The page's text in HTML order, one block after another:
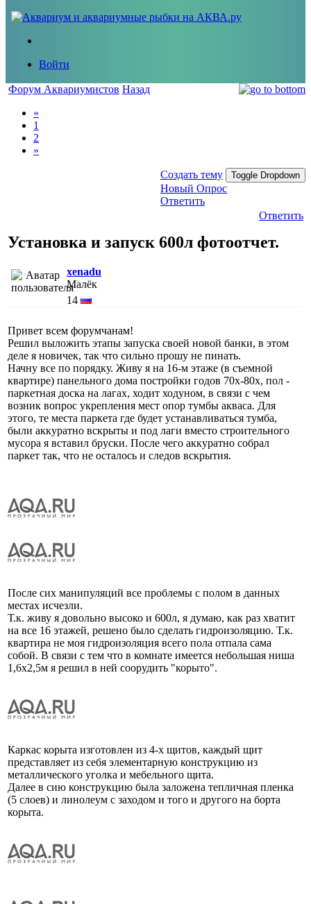
Войти
Форум Аквариумистов Назад
«
1
2
»
Создать тему Toggle Dropdown
Новый Опрос
Ответить
Ответить
Установка и запуск 600л фотоотчет.
xenadu
Малёк
14
Привет всем форумчанам!
Решил выложить этапы запуска своей новой банки, в этом
деле я новичек, так что сильно прошу не пинать.
Начну все по порядку. Живу я на 16-м этаже (в съемной
квартире) панельного дома постройки годов 70х-80х, пол -
паркетная доска на лагах, ходит ходуном, в связи с чем
возник вопрос укрепления мест опор тумбы акваса. Для
этого, те места паркета где будет устанавливаться тумба,
были аккуратно вскрыты и под лаги вместо строительного
мусора я вставил бруски. После чего аккуратно собрал
паркет так, что не осталось и следов вскрытия.
После сих манипуляций все проблемы с полом в данных
местах исчезли.
Т.к. живу я довольно высоко и 600л, я думаю, как раз хватит
на все 16 этажей, решено было сделать гидроизоляцию. Т.к.
квартира не моя гидроизоляция всего пола отпала сама
собой. В связи с тем что в комнате имеется небольшая ниша
1,6х2,5м я решил в ней соорудить "корыто".
Каркас корыта изготовлен из 4-х щитов, каждый щит
представляет из себя элементарную конструкцию из
металлического уголка и мебельного щита.
Далее в сию конструкцию была заложена тепличная пленка
(5 слоев) и линолеум с заходом и того и другого на борта
корыта.